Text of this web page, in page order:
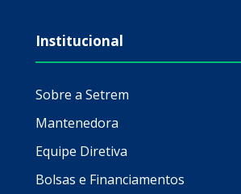
Institucional
Sobre a Setrem
Mantenedora
Equipe Diretiva
Bolsas e Financiamentos